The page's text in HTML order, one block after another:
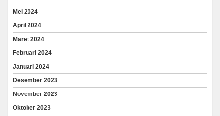
Mei 2024
April 2024
Maret 2024
Februari 2024
Januari 2024
Desember 2023
November 2023
Oktober 2023